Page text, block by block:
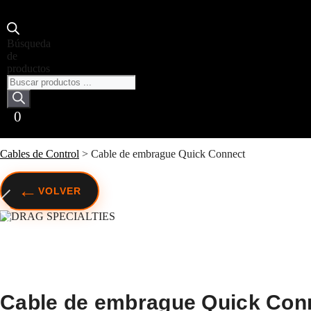
Cables de Control > Cable de embrague Quick Connect
Búsqueda
de
productos
0
← VOLVER
Cable de embrague Quick